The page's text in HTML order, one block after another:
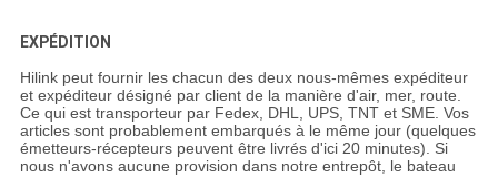
EXPÉDITION
Hilink peut fournir les chacun des deux nous-mêmes expéditeur
et expéditeur désigné par client de la manière d'air, mer, route.
Ce qui est transporteur par Fedex, DHL, UPS, TNT et SME. Vos
articles sont probablement embarqués à le même jour (quelques
émetteurs-récepteurs peuvent être livrés d'ici 20 minutes). Si
nous n'avons aucune provision dans notre entrepôt, le bateau